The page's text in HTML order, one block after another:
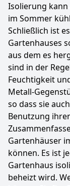
Isolierung kann
im Sommer
Schließlich ist
Gartenhauses
aus dem es
sind in der
Feuchtigkeit
Metall-
so dass sie
Benutzung
Gartenhäuser
können. Es ist
Gartenhaus
beheizt wird.